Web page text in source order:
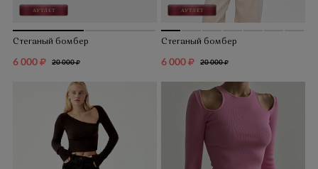
Стеганый бомбер
6 000 20 000
Стеганый бомбер
6 000 20 000